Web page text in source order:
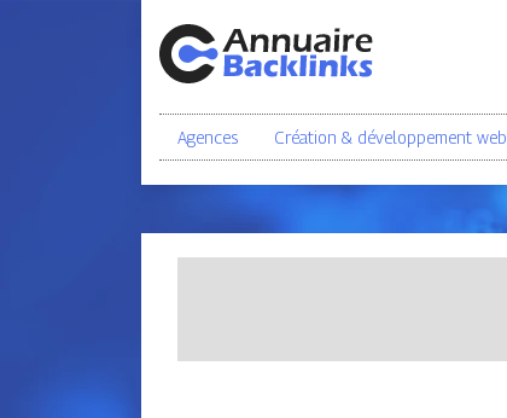
Agences Création & développement web